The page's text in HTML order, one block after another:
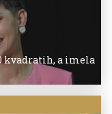
kvadratih, a imela